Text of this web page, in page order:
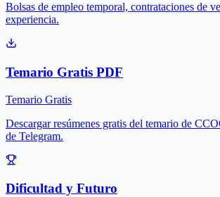
Bolsas de empleo temporal, contrataciones de
experiencia.
Temario Gratis PDF
Temario Gratis
Descargar resúmenes gratis del temario de
de Telegram.
Dificultad y Futuro